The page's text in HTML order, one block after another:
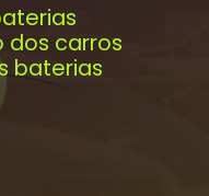
dos carros
baterias